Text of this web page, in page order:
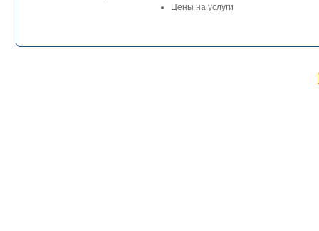
Цены на услуги